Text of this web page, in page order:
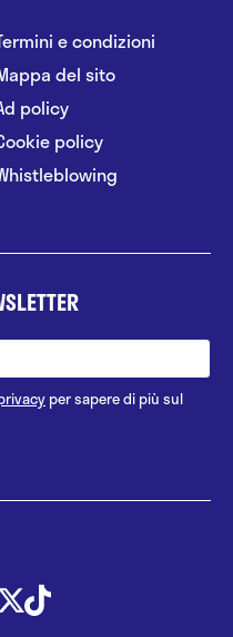
e condizioni
del sito
policy
policy
per sapere di più sul